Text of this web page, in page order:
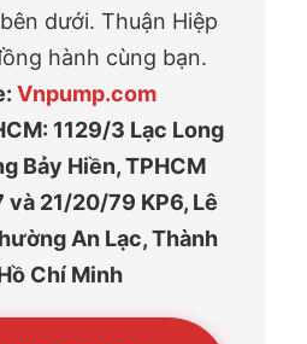
dưới. Thuận Hiệp
hành cùng bạn.
Vnpump.com
1129/3 Lạc Long
Bảy Hiền, TPHCM
và 21/20/79 KP6, Lê
An Lạc, Thành
Chí Minh